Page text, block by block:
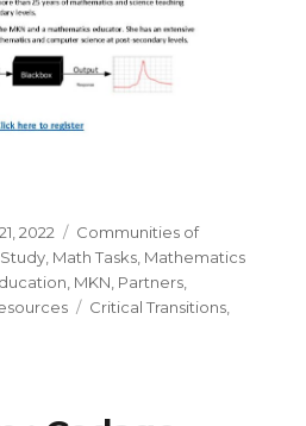
2022 Categories
Communities of
, Math Tasks, Mathematics
, MKN, Partners,
Tags
Critical Transitions,